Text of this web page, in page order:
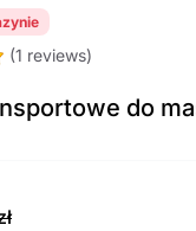
(1 reviews)
do